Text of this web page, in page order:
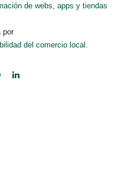
de webs, apps y tiendas
por
del comercio local.